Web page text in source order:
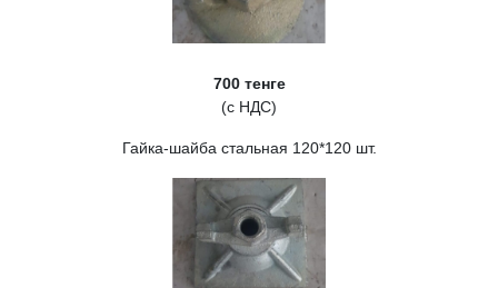
700 тенге
(с НДС)
Гайка-шайба стальная 120*120 шт.